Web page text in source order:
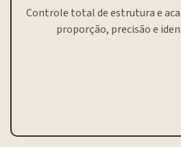
Controle total de estrutura e
proporção, precisão e